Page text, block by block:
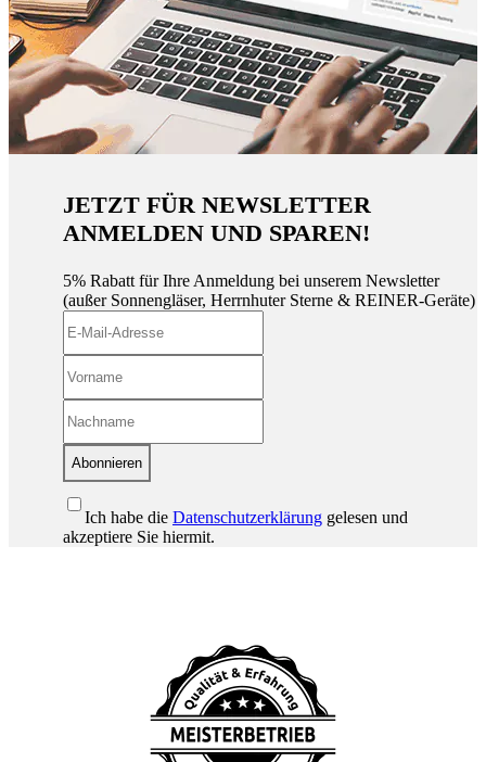
JETZT FÜR NEWSLETTER
ANMELDEN UND SPAREN!
5% Rabatt für Ihre Anmeldung bei unserem Newsletter
(außer Sonnengläser, Herrnhuter Sterne & REINER-Geräte)
Abonnieren
Ich habe die Datenschutzerklärung gelesen und
akzeptiere Sie hiermit.